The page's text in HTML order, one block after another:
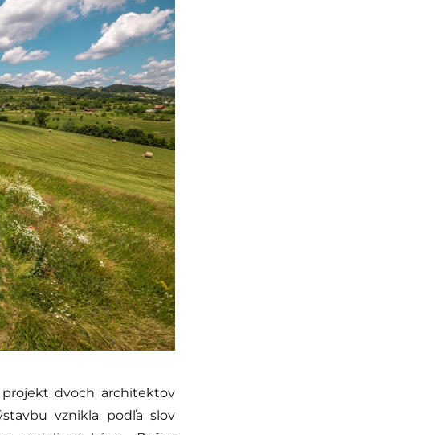
dvoch architektov
vznikla podľa slov